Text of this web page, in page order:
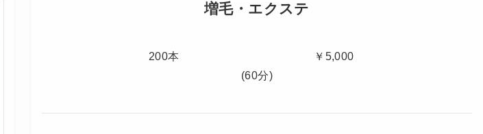
増毛・エクステ
200本 ￥5,000
(60分)